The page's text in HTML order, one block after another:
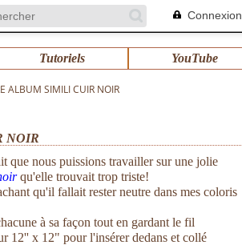
Connexion
Tutoriels YouTube
ALBUM SIMILI CUIR NOIR
NOIR
que nous puissions travailler sur une jolie
qu'elle trouvait trop triste!
qu'il fallait rester neutre dans mes coloris
à sa façon tout en gardant le fil
12'' x 12" pour l'insérer dedans et collé